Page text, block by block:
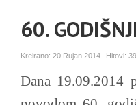
60.
Kreirano: 20 Rujan 2014 Hitovi:
Dana 19.09.2014